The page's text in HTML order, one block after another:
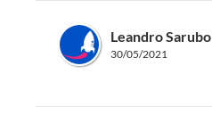
Leandro Sarubo
30/05/2021